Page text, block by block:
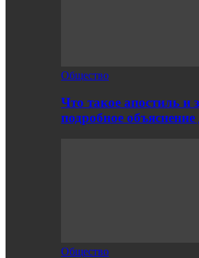
Общество
Что такое апостиль и
подробное
Общество